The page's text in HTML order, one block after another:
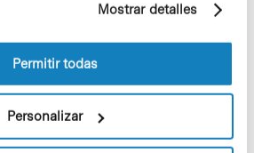
cookies puede consultar
del sitio web.
Mostrar detalles
Permitir todas
Personalizar
¡Participa y haz
de 2025
a hacer crecer «Notas de